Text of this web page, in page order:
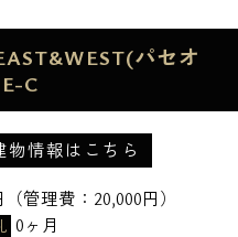
パセオ
C
物情報はこちら
（管理費： 20,000円）
0ヶ月